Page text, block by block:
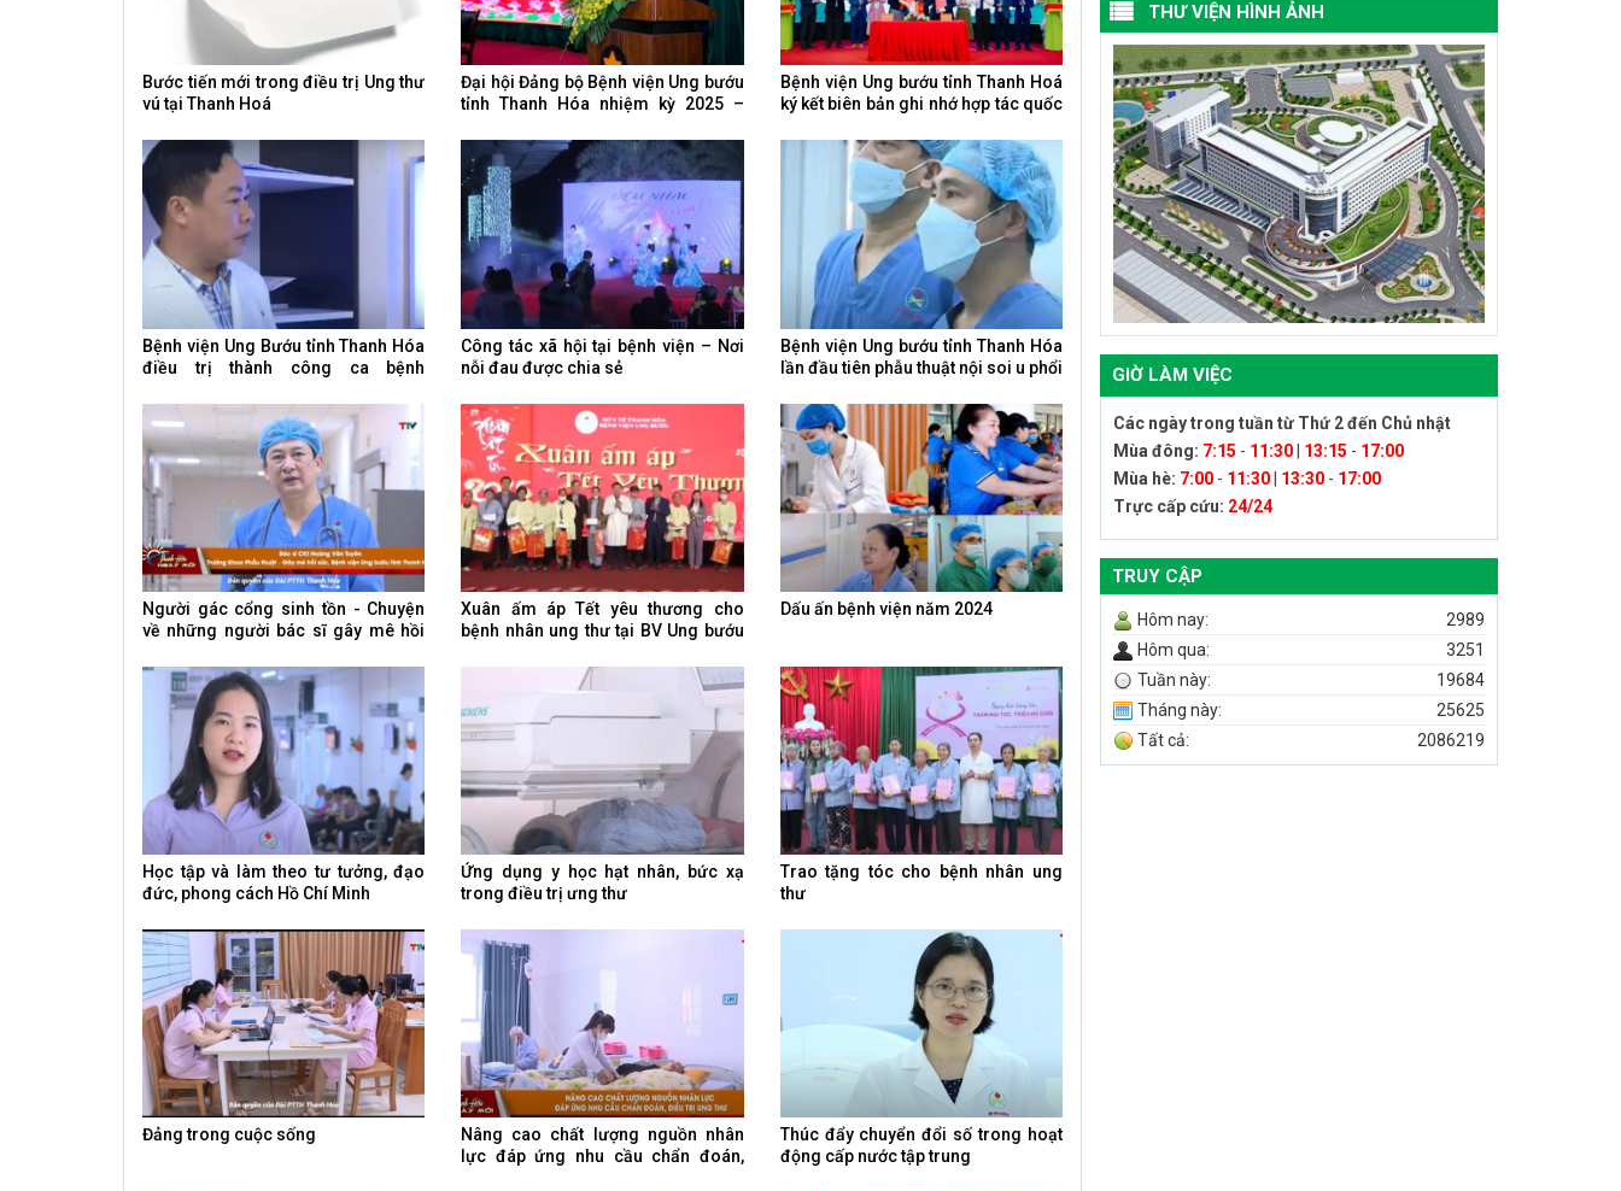
Bước tiến mới trong điều trị Ung thư
vú tại Thanh Hoá
Đại hội Đảng bộ Bệnh viện Ung bướu
tỉnh Thanh Hóa nhiệm kỳ 2025 –
Bệnh viện Ung bướu tỉnh Thanh Hoá
ký kết biên bản ghi nhớ hợp tác quốc
Bệnh viện Ung Bướu tỉnh Thanh Hóa
điều trị thành công ca bệnh
Công tác xã hội tại bệnh viện – Nơi
nỗi đau được chia sẻ
Bệnh viện Ung bướu tỉnh Thanh Hóa
lần đầu tiên phẫu thuật nội soi u phổi
Người gác cổng sinh tồn - Chuyện
về những người bác sĩ gây mê hồi
Xuân ấm áp Tết yêu thương cho
bệnh nhân ung thư tại BV Ung bướu
Dấu ấn bệnh viện năm 2024
Học tập và làm theo tư tưởng, đạo
đức, phong cách Hồ Chí Minh
Ứng dụng y học hạt nhân, bức xạ
trong điều trị ưng thư
Trao tặng tóc cho bệnh nhân ung
thư
Đảng trong cuộc sống
Nâng cao chất lượng nguồn nhân
lực đáp ứng nhu cầu chẩn đoán,
Thúc đẩy chuyển đổi số trong hoạt
động cấp nước tập trung
THƯ VIỆN HÌNH ẢNH
GIỜ LÀM VIỆC
Các ngày trong tuần từ Thứ 2 đến Chủ nhật
Mùa đông: 7:15 - 11:30 13:15 - 17:00
Mùa hè: 7:00 - 11:30 13:30 - 17:00
Trực cấp cứu: 24/24
TRUY CẬP
Hôm nay:
2989
Hôm qua:
3251
Tuần này:
19684
Tháng này:
25625
Tất cả:
2086219